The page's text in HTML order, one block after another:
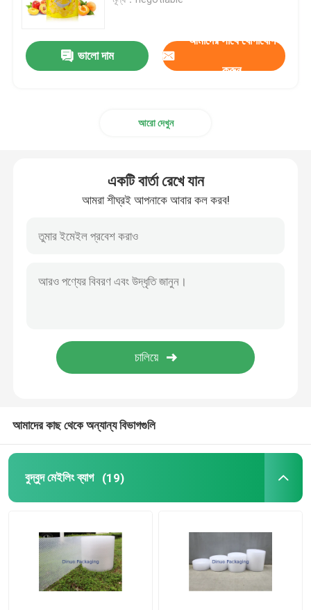
টিস্যু পেপার মোড়ানো
জিপার বুদ্বুদ ব্যাগ
ESD ঢালাই ব্যাগ
সিপিই প্লাস্টিকের ব্যাগ
ভালো দাম
আমাদের সাথে যোগাযোগ
করুন
আরো দেখুন
একটি বার্তা রেখে যান
আমরা শীঘ্রই আপনাকে আবার কল করব!
আমাদের কাছ থেকে অন্যান্য বিভাগগুলি
বুদ্বুদ মেইলিং ব্যাগ (19)